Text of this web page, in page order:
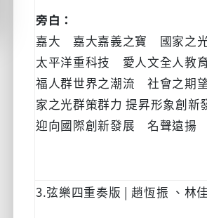
旁白：
嘉大 嘉大嘉義之寶 國家之光
太平洋重科技 愛人文全人
福人群世界之潮流 社會之
家之光群策群力 提昇形象創
迎向國際創新發展 名聲遠揚
3.弦樂四重奏版 | 趙恆振 、林